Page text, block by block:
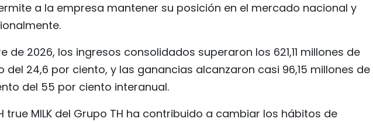
a la empresa mantener su posición en el mercado nacional y
de 2026, los ingresos consolidados superaron los 621,11 millones de
del 24,6 por ciento, y las ganancias alcanzaron casi 96,15 millones de
del 55 por ciento interanual.
true MILK del Grupo TH ha contribuido a cambiar los hábitos de